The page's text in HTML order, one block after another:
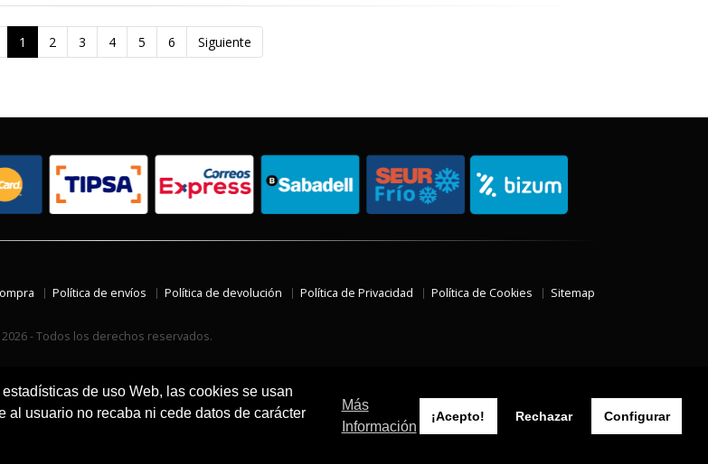
de uso Web, las cookies se usan
usuario no recaba ni cede datos de carácter
Más
Información
¡Acepto! Rechazar Configurar
1 2 3 4 5 6 Siguiente
Política de envíos Política de devolución Política de Privacidad Política de Cookies Sitemap
- Todos los derechos reservados.